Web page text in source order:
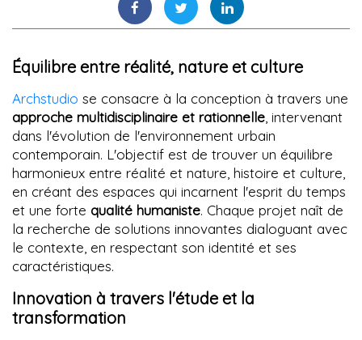
Équilibre entre réalité, nature et culture
Archstudio se consacre à la conception à travers une
approche multidisciplinaire et rationnelle , intervenant
dans l'évolution de l'environnement urbain
contemporain. L'objectif est de trouver un équilibre
harmonieux entre réalité et nature, histoire et culture,
en créant des espaces qui incarnent l'esprit du temps
et une forte qualité humaniste. Chaque projet naît de
la recherche de solutions innovantes dialoguant avec
le contexte, en respectant son identité et ses
caractéristiques.
Innovation à travers l'étude et la
transformation